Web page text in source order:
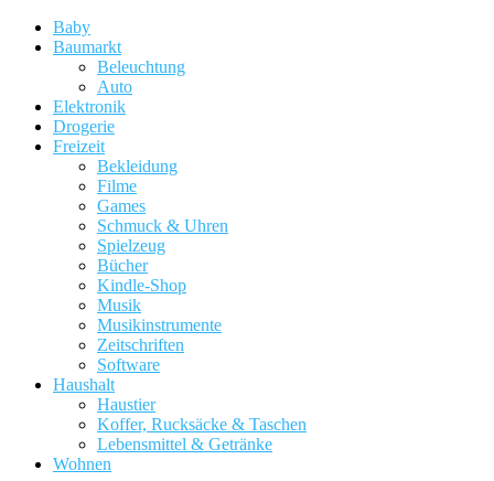
Baby
Baumarkt
Beleuchtung
Auto
Elektronik
Drogerie
Freizeit
Bekleidung
Filme
Games
Schmuck & Uhren
Spielzeug
Bücher
Kindle-Shop
Musik
Musikinstrumente
Zeitschriften
Software
Haushalt
Haustier
Koffer, Rucksäcke & Taschen
Lebensmittel & Getränke
Wohnen